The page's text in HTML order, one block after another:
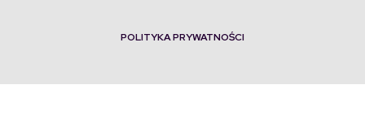
POLITYKA PRYWATNOŚCI